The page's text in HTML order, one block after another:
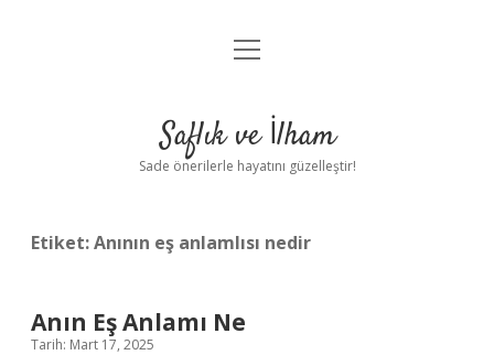
Anasayfa
Yasal Uyarı
menüyü
Saflık ve İlham
Sade önerilerle hayatını güzelleştir!
Etiket:Anının eş anlamlısı nedir
Anın Eş Anlamı Ne
Tarih: Mart 17, 2025